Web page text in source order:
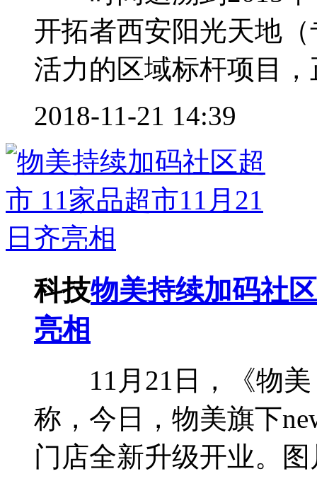
开拓者西安阳光天地
活力的区域标杆项目，
2018-11-21 14:39
科技物美持续加码社
亮相
11月21日，《物美
称，今日，物美旗下
门店全新升级开业。图